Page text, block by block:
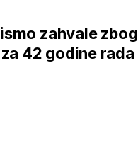
zahvale zbog
42 godine rada